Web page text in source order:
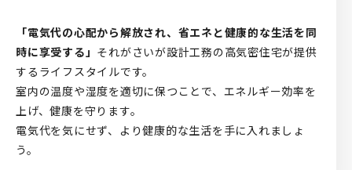
「電気代の心配から解放され、省エネと健康的な生活を同
時に享受する」 それがさいが設計工務の高気密住宅が提供
するライフスタイルです。
室内の温度や湿度を適切に保つことで、エネルギー効率を
上げ、健康を守ります。
電気代を気にせず、より健康的な生活を手に入れましょ
う。